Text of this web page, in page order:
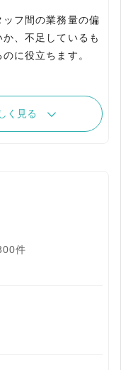
フ間の業務量の偏
、不足しているも
に役立ちます。
く見る
件